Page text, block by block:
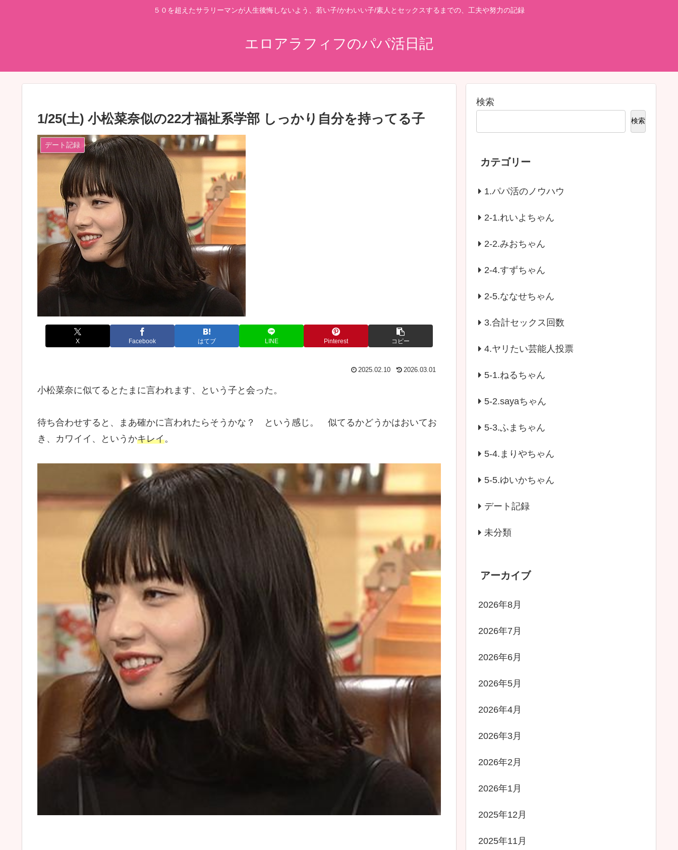
５０を超えたサラリーマンが人生後悔しないよう、若い子/かわいい子/素人とセックスするまでの、工夫や努力の記録
エロアラフィフのパパ活日記
1/25(土) 小松菜奈似の22才福祉系学部 しっかり自分を持ってる子
デート記録
X Facebook はてブ LINE Pinterest コピー
2025.02.10 2026.03.01
小松菜奈に似てるとたまに言われます、という子と会った。
待ち合わせすると、まあ確かに言われたらそうかな？ という感じ。 似てるかどうかはおいてお
き、カワイイ、というかキレイ。
検索
検索
カテゴリー
1.パパ活のノウハウ
2-1.れいよちゃん
2-2.みおちゃん
2-4.すずちゃん
2-5.ななせちゃん
3.合計セックス回数
4.ヤリたい芸能人投票
5-1.ねるちゃん
5-2.sayaちゃん
5-3.ふまちゃん
5-4.まりやちゃん
5-5.ゆいかちゃん
デート記録
未分類
アーカイブ
2026年8月
2026年7月
2026年6月
2026年5月
2026年4月
2026年3月
2026年2月
2026年1月
2025年12月
2025年11月